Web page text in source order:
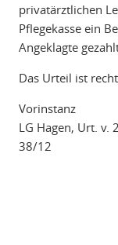
privatärztlichen
Pflegekasse ein
Angeklagte
Das Urteil ist
Vorinstanz
LG Hagen, Urt. v.
38/12